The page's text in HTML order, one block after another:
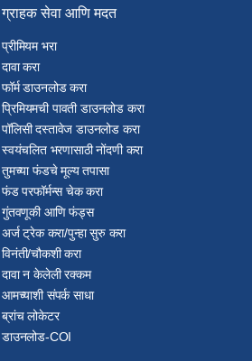
ग्राहक सेवा आणि मदत
प्रीमियम भरा
दावा करा
फॉर्म डाउनलोड करा
प्रिमियमची पावती डाउनलोड करा
पॉलिसी दस्तावेज डाउनलोड करा
स्वयंचलित भरणासाठी नोंदणी करा
तुमच्या फंडचे मूल्य तपासा
फंड परफॉर्मन्स चेक करा
गुंतवणूकी आणि फंड्स
अर्ज ट्रेक करा/पुन्हा सुरु करा
विनंती/चौकशी करा
दावा न केलेली रक्कम
आमच्याशी संपर्क साधा
ब्रांच लोकेटर
डाउनलोड-COI